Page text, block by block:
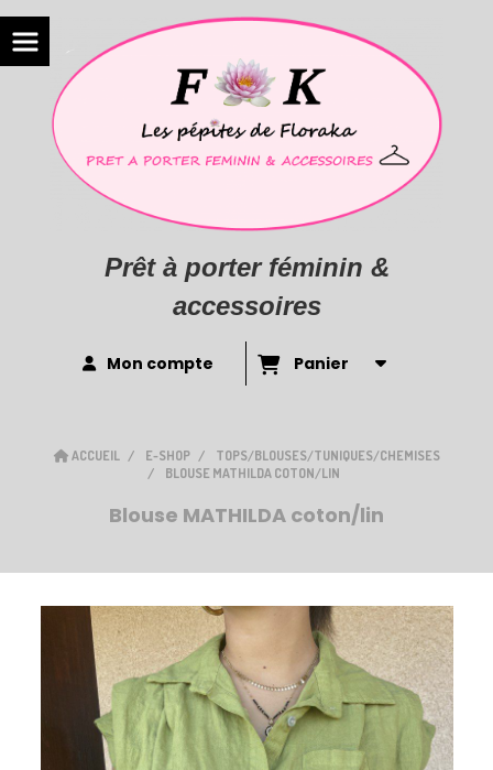
Prêt à porter féminin &
accessoires
Mon compte Panier
ACCUEIL E-SHOP
TOPS/BLOUSES/TUNIQUES/CHEMISES
BLOUSE MATHILDA COTON/LIN
Blouse MATHILDA coton/lin